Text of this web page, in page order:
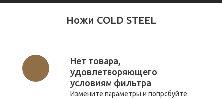
Ножи COLD STEEL
Нет товара,
удовлетворяющего
условиям фильтра
Измените параметры и попробуйте